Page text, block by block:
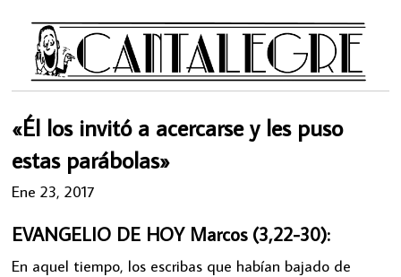
«Él los invitó a acercarse y les puso
estas parábolas»
Ene 23, 2017
EVANGELIO DE HOY Marcos (3,22-30):
En aquel tiempo, los escribas que habían bajado de